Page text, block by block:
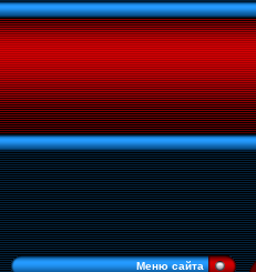
Меню сайта